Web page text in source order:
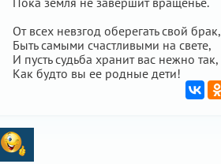
От всех невзгод оберегать свой брак,
Быть самыми счастливыми на свете,
И пусть судьба хранит вас нежно так,
Как будто вы ее родные дети!